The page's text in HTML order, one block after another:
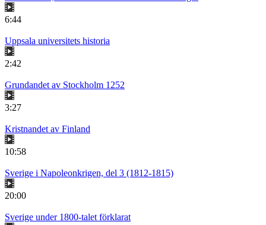
6:44
Uppsala universitets historia
2:42
Grundandet av Stockholm 1252
3:27
Kristnandet av Finland
10:58
Sverige i Napoleonkrigen, del 3 (1812-1815)
20:00
Sverige under 1800-talet förklarat